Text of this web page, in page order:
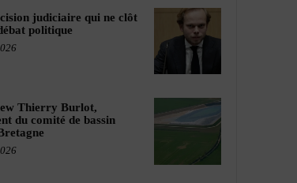
judiciaire qui ne clôt
politique
Thierry Burlot,
du comité de bassin